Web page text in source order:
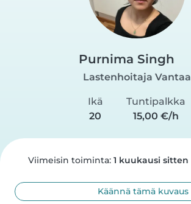
Purnima Singh
Lastenhoitaja Vantaa
Ikä
20
Tuntipalkka
15,00 €/h
Viimeisin toiminta: 1 kuukausi sitten
Käännä tämä kuvaus